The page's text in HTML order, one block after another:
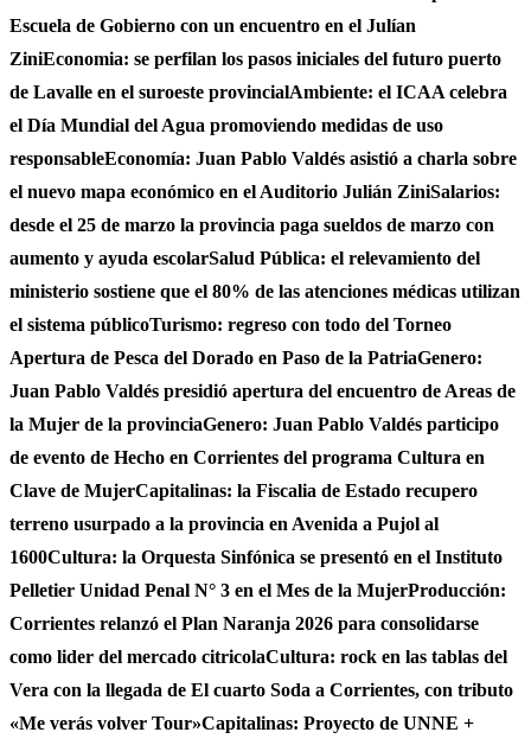
Escuela de Gobierno con un encuentro en el Julían
ZiniEconomia: se perfilan los pasos iniciales del futuro puerto
de Lavalle en el suroeste provincialAmbiente: el ICAA celebra
el Día Mundial del Agua promoviendo medidas de uso
responsableEconomía: Juan Pablo Valdés asistió a charla sobre
el nuevo mapa económico en el Auditorio Julián ZiniSalarios:
desde el 25 de marzo la provincia paga sueldos de marzo con
aumento y ayuda escolarSalud Pública: el relevamiento del
ministerio sostiene que el 80% de las atenciones médicas utilizan
el sistema públicoTurismo: regreso con todo del Torneo
Apertura de Pesca del Dorado en Paso de la PatriaGenero:
Juan Pablo Valdés presidió apertura del encuentro de Areas de
la Mujer de la provinciaGenero: Juan Pablo Valdés participo
de evento de Hecho en Corrientes del programa Cultura en
Clave de MujerCapitalinas: la Fiscalia de Estado recupero
terreno usurpado a la provincia en Avenida a Pujol al
1600Cultura: la Orquesta Sinfónica se presentó en el Instituto
Pelletier Unidad Penal N° 3 en el Mes de la MujerProducción:
Corrientes relanzó el Plan Naranja 2026 para consolidarse
como lider del mercado citricolaCultura: rock en las tablas del
Vera con la llegada de El cuarto Soda a Corrientes, con tributo
«Me verás volver Tour»Capitalinas: Proyecto de UNNE +